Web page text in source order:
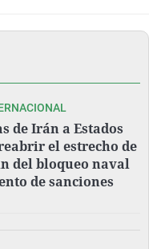
de Irán a Estados
el estrecho de
del bloqueo naval
de sanciones